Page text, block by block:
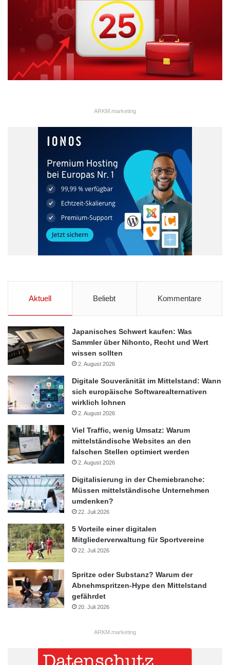
ARKM.marketing
Aktuell Beliebt Kommentare
Japanisches Schwert kaufen: Was
Sammler über Nihonto, Recht und Wert
wissen sollten
2. August 2026
Digitale Souveränität im Mittelstand: Wann
sich europäische Softwarealternativen
wirklich lohnen
2. August 2026
Viel Traffic, wenig Umsatz: Warum
mittelständische Websites an den
falschen Stellen optimiert werden
2. August 2026
Digitalisierung in der Chemiebranche:
Müssen mittelständische Unternehmen
umdenken?
22. Juli 2026
5 Vorteile einer digitalen
Mitgliederverwaltung für Sportvereine
22. Juli 2026
Spritze oder Substanz? Warum der
Abnehmspritzen-Hype den Mittelstand
gefährdet
20. Juli 2026
ARKM.marketing